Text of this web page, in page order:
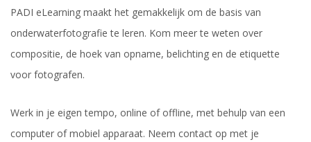
PADI eLearning maakt het gemakkelijk om de basis van
onderwaterfotografie te leren. Kom meer te weten over
compositie, de hoek van opname, belichting en de etiquette
voor fotografen.
Werk in je eigen tempo, online of offline, met behulp van een
computer of mobiel apparaat. Neem contact op met je